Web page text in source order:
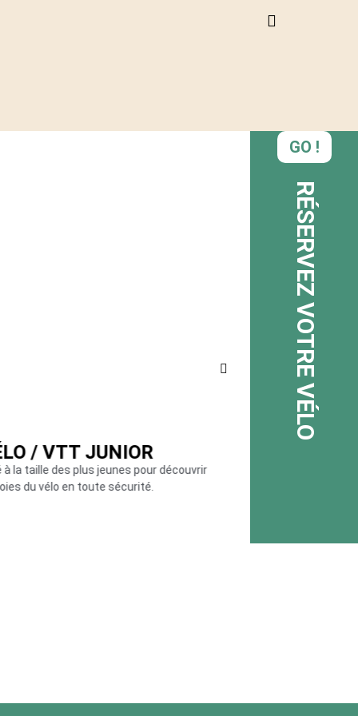
/ VTT JUNIOR
à la taille des plus jeunes pour découvrir
du vélo en toute sécurité.
RÉSERVEZ VOTRE VÉLO
GO !